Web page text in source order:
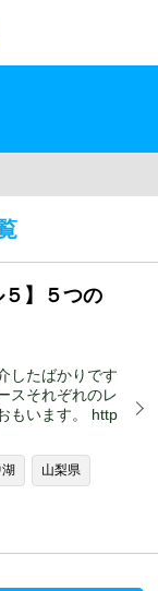
５】５つの
したばかりです
スそれぞれのレ
もいます。 http
山梨県